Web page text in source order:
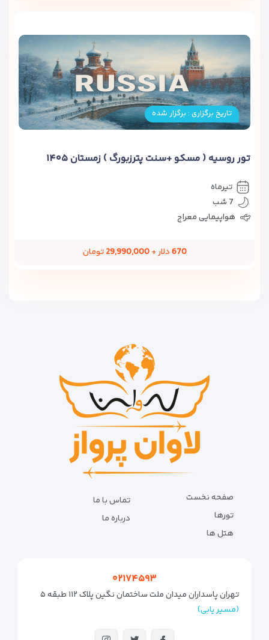
تاریخ برگزاری : برگزار شده
تور روسیه ( مسکو +سنت پترزبورگ ) زمستان ۱۴۰۵
تیرماه
7 شب
هواپیمایی معراج
670دلار +29,990,000تومان
صفحه نخست
تورها
هتل ها
تماس با ما
درباره ما
۰۲۱۷۴۵۹۳
تهران پاسداران میدان ملت ساختمان نگین پلاک ۱۱۲ طبقه ۵
(مسیر یابی)